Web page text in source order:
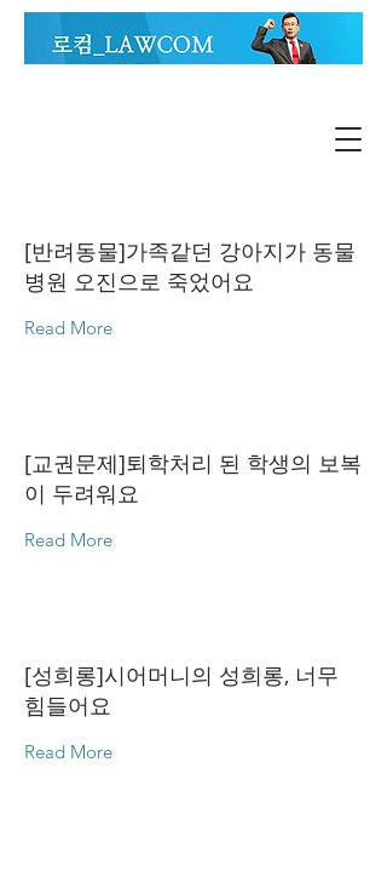
[반려동물]가족같던 강아지가 동물
병원 오진으로 죽었어요
Read More
[교권문제]퇴학처리 된 학생의 보복
이 두려워요
Read More
[성희롱]시어머니의 성희롱, 너무
힘들어요
Read More